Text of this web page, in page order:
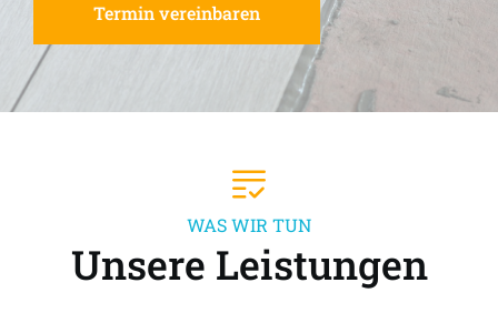
Termin vereinbaren
WAS WIR TUN
Unsere Leistungen